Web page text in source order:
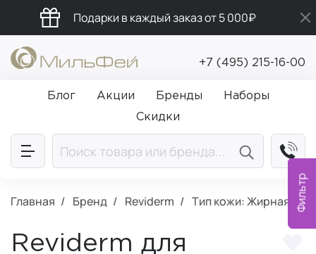
Фильтр
Подарки в каждый заказ от 5 000₽
Промокод ПРИВЕТ
Бесплатная доставка от 5 000₽
+7 (495) 215-16-00
Блог Акции Бренды
Наборы
Скидки
Главная Бренд Reviderm Тип кожи: Жирная
Reviderm для